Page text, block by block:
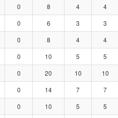
0 8 4 4
0 6 3 3
0 8 4 4
0 10 5 5
0 20 10 10
0 14 7 7
0 10 5 5